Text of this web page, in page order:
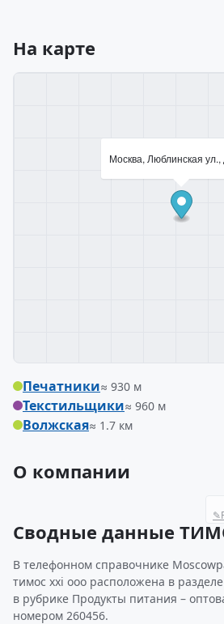
На карте
Москва, Люблинская ул.,
Печатники≈ 930 м
Текстильщики≈ 960 м
Волжская≈ 1.7 км
О компании
✎
Сводные данные
В телефонном справочнике
тимос xxi ооо расположена в
в рубрике Продукты питания –
номером 260456.